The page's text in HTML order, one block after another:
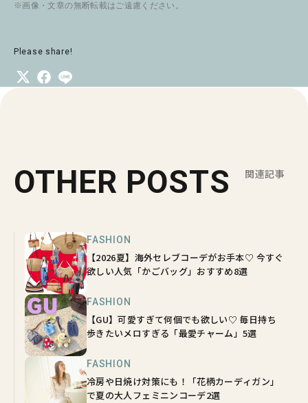
※画像・文章の無断転載はご遠慮ください。
Please share!
OTHER POSTS 関連記事
FASHION
【2026夏】海外セレブコーデがお手本♡ 今すぐ
欲しい人気「かごバッグ」おすすめ8選
FASHION
【GU】可愛すぎて何個でも欲しい♡ 毎日持ち
歩きたいメロすぎる「最愛チャーム」5選
FASHION
冷房や日焼け対策にも！「花柄カーディガン」
で夏の大人フェミニンコーデ2選